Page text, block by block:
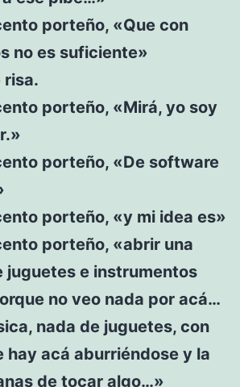
porteño, «Que con
no es suficiente»
risa.
porteño, «Mirá, yo soy
porteño, «De software
porteño, «y mi idea es»
porteño, «abrir una
juguetes e instrumentos
no veo nada por acá…
nada de juguetes, con
hay acá aburriéndose y la
de tocar algo…»